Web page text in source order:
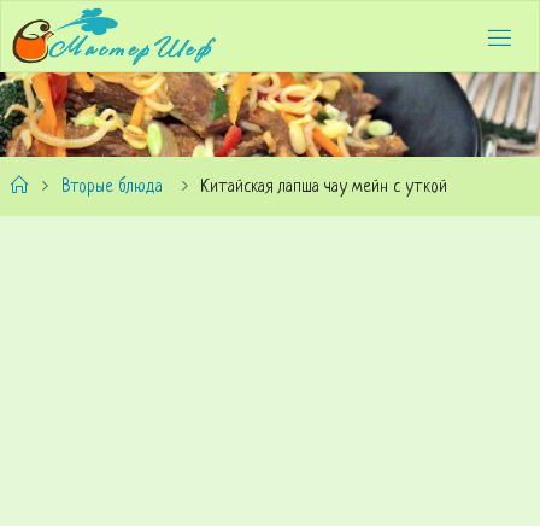
Вторые блюда Китайская лапша чау мейн с уткой